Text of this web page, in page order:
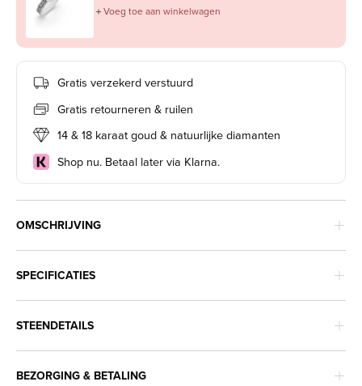
＋Voeg toe aan winkelwagen
Gratis verzekerd verstuurd
Gratis retourneren & ruilen
14 & 18 karaat goud & natuurlijke diamanten
Shop nu. Betaal later via Klarna.
OMSCHRIJVING
SPECIFICATIES
STEENDETAILS
BEZORGING & BETALING